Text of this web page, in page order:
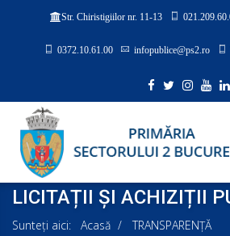
Str. Chiristigiilor nr. 11-13
0372.10.61.00 infopublice@ps2.ro
LICITAȚII ȘI ACHIZIȚII
Sunteți aici: Acasă
TRANSPARENȚĂ